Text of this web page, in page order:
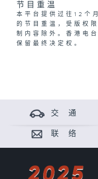
节目重温
本平台提供过往12个月
的节目重温，受版权限
制内容除外。香港电台
保留最终决定权。
交 通
联 络